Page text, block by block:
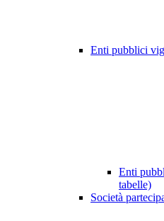
Enti pubblici
Enti
tabelle)
Società